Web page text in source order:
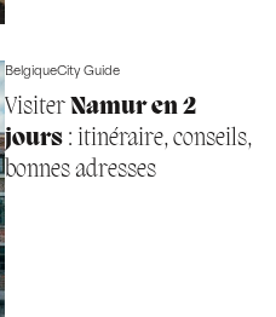
BelgiqueCity Guide
Visiter Namur en 2
jours: itinéraire, conseils,
bonnes adresses